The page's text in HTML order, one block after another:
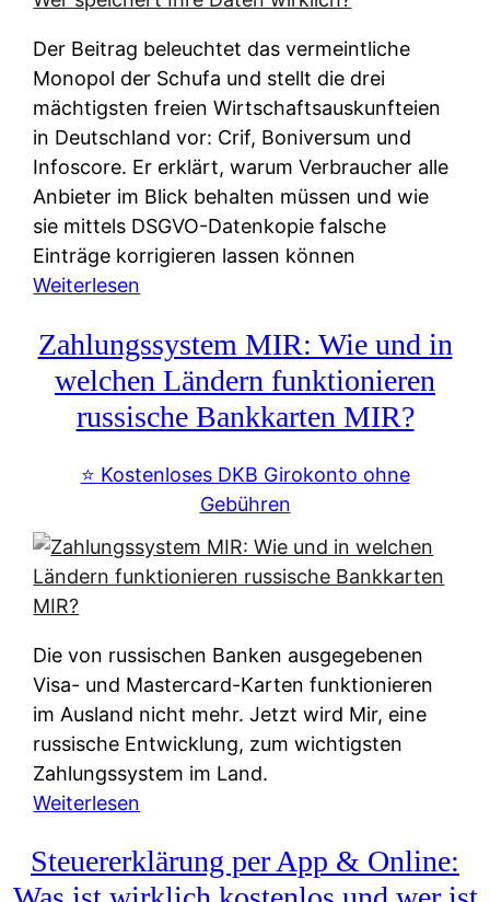
Der Beitrag beleuchtet das vermeintliche
Monopol der Schufa und stellt die drei
mächtigsten freien Wirtschaftsauskunfteien
in Deutschland vor: Crif, Boniversum und
Infoscore. Er erklärt, warum Verbraucher alle
Anbieter im Blick behalten müssen und wie
sie mittels DSGVO-Datenkopie falsche
Einträge korrigieren lassen können
Weiterlesen
c
h
u
f
-
l
t
n
a
t
i
v
e
&
f
Zahlungssystem MIR: Wie und in
welchen Ländern funktionieren
russische Bankkarten MIR?
⭐️ Kostenloses DKB Girokonto ohne
Gebühren
Die von russischen Banken ausgegebenen
Visa- und Mastercard-Karten funktionieren
im Ausland nicht mehr. Jetzt wird Mir, eine
russische Entwicklung, zum wichtigsten
Zahlungssystem im Land.
Weiterlesen
a
h
Steuererklärung per App & Online: